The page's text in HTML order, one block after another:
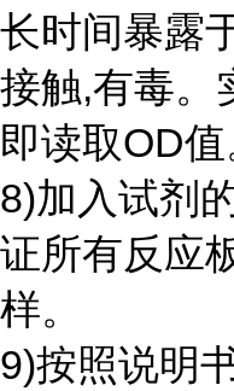
长时间暴露
接触,有毒。
即读取OD值
8)加入试剂
证所有反应
样。
9)按照说明